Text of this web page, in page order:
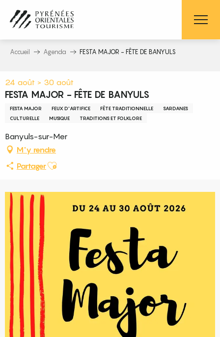
contenu
principal
Accueil Agenda FESTA MAJOR - FÊTE DE BANYULS
24 août > 30 août
FESTA MAJOR - FÊTE DE BANYULS
FESTA MAJOR FEUX D'ARTIFICE FÊTE TRADITIONNELLE
SARDANES
CULTURELLE
MUSIQUE TRADITIONS ET FOLKLORE
Banyuls-sur-Mer
M'y rendre
PartagerAjouter aux favoris